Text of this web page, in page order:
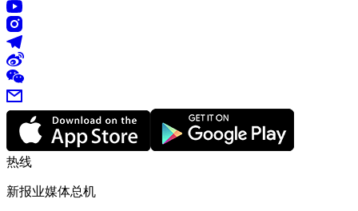
热线
新报业媒体总机